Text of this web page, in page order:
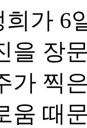
희가 6
을 장
가 찍
움 때